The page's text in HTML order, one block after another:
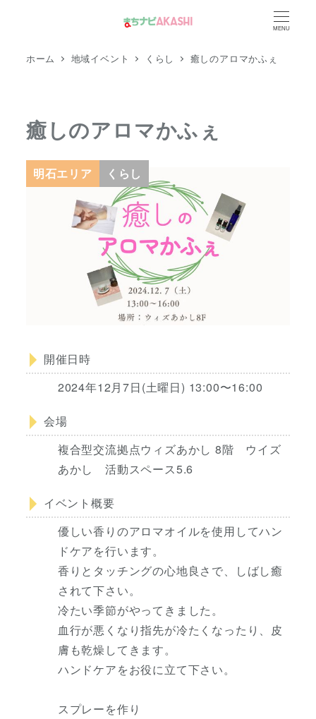
MENU
ホーム 地域イベント くらし 癒しのアロマかふぇ
癒しのアロマかふぇ
明石エリア くらし
開催日時
2024年12月7日(土曜日) 13:00〜16:00
会場
複合型交流拠点ウィズあかし 8階 ウイズ
あかし 活動スペース5.6
イベント概要
優しい香りのアロマオイルを使用してハン
ドケアを行います。
香りとタッチングの心地良さで、しばし癒
されて下さい。
冷たい季節がやってきました。
血行が悪くなり指先が冷たくなったり、皮
膚も乾燥してきます。
ハンドケアをお役に立て下さい。
スプレーを作り